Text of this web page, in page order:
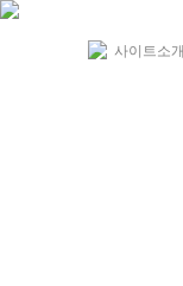
사이트소개